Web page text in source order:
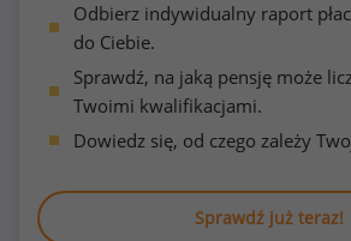
Odbierz indywidualny raport
do Ciebie.
Sprawdź, na jaką pensję może
Twoimi kwalifikacjami.
Dowiedz się, od czego zależy
Sprawdź już teraz!